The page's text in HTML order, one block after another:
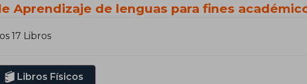
Aprendizaje de lenguas para fines
17 Libros
Libros Físicos